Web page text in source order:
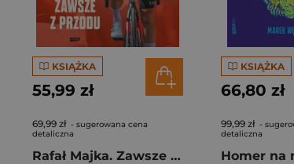
KSIĄŻKA
55,99 zł
69,99 zł - sugerowana cena
detaliczna
Rafał Majka. Zawsze z przodu. Rozmawia Tomasz Kalemba - książka z autografem
KSIĄŻKA
66,80 zł
99,99 zł -
detaliczna
Homer na